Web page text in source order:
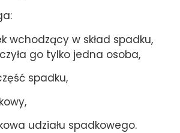
wchodzący w skład spadku,
go tylko jedna osoba,
spadku,
udziału spadkowego.